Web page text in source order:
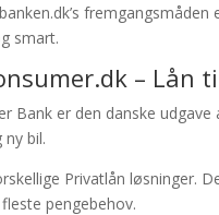
smart.
– Lån
Bank er den danske
bil.
Privatlån løsninger.
pengebehov.